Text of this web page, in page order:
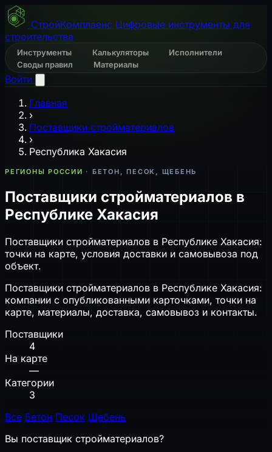
СтройКомплаенс Цифровые инструменты для
строительства
Инструменты Калькуляторы
Исполнители
Своды правил
Материалы
Войти
Главная
›
Поставщики стройматериалов
›
Республика Хакасия
РЕГИОНЫ РОССИИ · БЕТОН, ПЕСОК, ЩЕБЕНЬ
Поставщики стройматериалов в
Республике Хакасия
Поставщики стройматериалов в Республике Хакасия:
точки на карте, условия доставки и самовывоза под
объект.
Поставщики стройматериалов в Республике Хакасия:
компании с опубликованными карточками, точки на
карте, материалы, доставка, самовывоз и контакты.
Поставщики
4
На карте
—
Категории
3
Все Бетон Песок Щебень
Вы поставщик стройматериалов?